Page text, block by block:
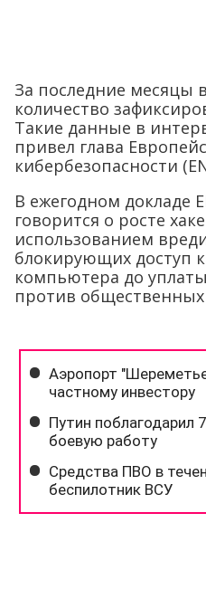
За последние месяцы
количество
Такие данные в
привел глава
кибербезопасности
В ежегодном докладе
говорится о росте
использованием
блокирующих доступ
компьютера до
против общественных